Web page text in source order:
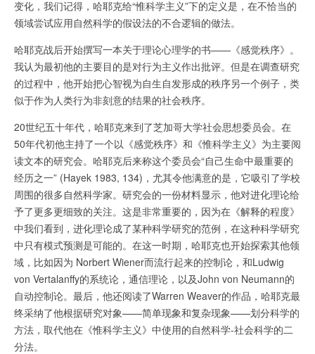
变化，我们记得，哈耶克给“惟科学主义”下的定义是，在不恰当的
领域尝试应用自然科学的假设法的不合逻辑的做法。
哈耶克战后开始撰写一本关于理论心理学的书——《感觉秩序》。
我认为最初他的主要目的是对行为主义作出批评。但是在调查研究
的过程中，他开始把心智视为自生自发形成的秩序另一个例子，类
似于作为人类行为非刻意的结果的社会秩序。
20世纪五十年代，哈耶克来到了芝加哥大学社会思想委员会。在
50年代初他主持了一个以《感觉秩序》和《惟科学主义》为主要阅
读文本的研究会。哈耶克后来称这个委员会“自己生命中最重要的
经历之一” (Hayek 1983, 134)，尤其令他满意的是，它吸引了学校
周围的很多自然科学家。研究会的一份材料显示，他对进化理论给
予了更多更细致的关注。这是非常重要的，因为在《解释的程度》
中我们看到，进化理论成了某种科学研究的范例，在这种科学研究
中只有模式预测是可能的。在这一时期，哈耶克也开始探索其他领
域，比如因为 Norbert Wiener而流行起来的控制论，和Ludwig
von Vertalanffy的系统论，通信理论，以及John von Neumann的
自动控制论。最后，他还阅读了Warren Weaver的作品，哈耶克最
终采纳了他根据研究对象——简单现象和复杂现象——划分科学的
方法，取代他在《惟科学主义》中使用的自然科学-社会科学的二
分法。